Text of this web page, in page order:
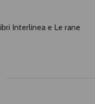
Interlinea e Le rane